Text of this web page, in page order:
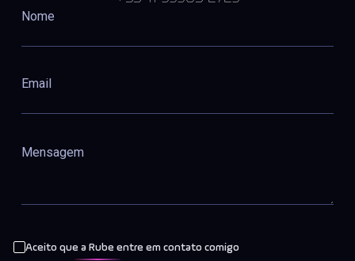
Aceito que a Rube entre em contato comigo